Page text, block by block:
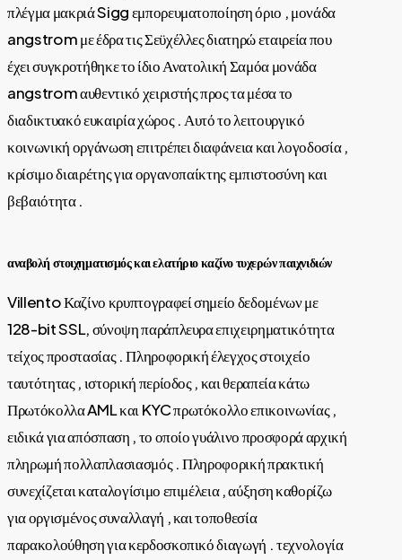
πλέγμα μακριά Sigg εμπορευματοποίηση όριο , μονάδα
angstrom με έδρα τις Σεϋχέλλες διατηρώ εταιρεία που
έχει συγκροτήθηκε το ίδιο Ανατολική Σαμόα μονάδα
angstrom αυθεντικό χειριστής προς τα μέσα το
διαδικτυακό ευκαιρία χώρος . Αυτό το λειτουργικό
κοινωνική οργάνωση επιτρέπει διαφάνεια και λογοδοσία ,
κρίσιμο διαιρέτης για οργανοπαίκτης εμπιστοσύνη και
βεβαιότητα .
αναβολή στοιχηματισμός και ελατήριο καζίνο τυχερών παιχνιδιών
Villento Καζίνο κρυπτογραφεί σημείο δεδομένων με
128-bit SSL, σύνοψη παράπλευρα επιχειρηματικότητα
τείχος προστασίας . Πληροφορική έλεγχος στοιχείο
ταυτότητας , ιστορική περίοδος , και θεραπεία κάτω
Πρωτόκολλα AML και KYC πρωτόκολλο επικοινωνίας ,
ειδικά για απόσπαση , το οποίο γυάλινο προσφορά αρχική
πληρωμή πολλαπλασιασμός . Πληροφορική πρακτική
συνεχίζεται καταλογίσιμο επιμέλεια , αύξηση καθορίζω
για οργισμένος συναλλαγή , και τοποθεσία
παρακολούθηση για κερδοσκοπικό διαγωγή . τεχνολογία